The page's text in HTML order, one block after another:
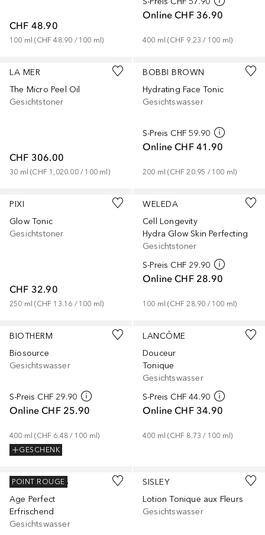
CHF 48.90
100 ml (CHF 48.90 / 100 ml)
Online CHF 36.90
400 ml (CHF 9.23 / 100 ml)
LA MER
The Micro Peel Oil
Gesichtstoner
CHF 306.00
30 ml (CHF 1,020.00 / 100 ml )
Gesponsert
BOBBI BROWN
Hydrating Face Tonic
Gesichtswasser
S-Preis CHF 59.90
Online CHF 41.90
200 ml (CHF 20.95 / 100 ml)
Gesponsert
PIXI
Glow Tonic
Gesichtstoner
CHF 32.90
250 ml (CHF 13.16 / 100 ml)
WELEDA
Cell Longevity
Hydra Glow Skin Perfecting
Gesichtstoner
S-Preis CHF 29.90
Online CHF 28.90
100 ml (CHF 28.90 / 100 ml)
BIOTHERM
Biosource
Gesichtswasser
S-Preis CHF 29.90
Online CHF 25.90
400 ml (CHF 6.48 / 100 ml)
GESCHENK
LANCÔME
Douceur
Tonique
Gesichtswasser
S-Preis CHF 44.90
Online CHF 34.90
400 ml (CHF 8.73 / 100 ml)
L’ORÉAL PARIS
Age Perfect
Erfrischend
Gesichtswasser
POINT ROUGE
SISLEY
Lotion Tonique aux Fleurs
Gesichtswasser